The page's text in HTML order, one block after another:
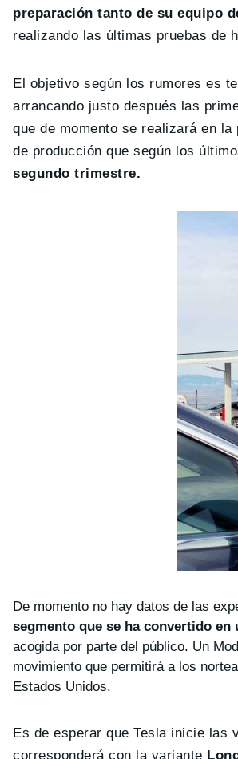
preparación tanto de su equipo
realizando las últimas pruebas de
El objetivo según los rumores es
arrancando justo después las
que de momento se realizará en
de producción que según los
segundo trimestre.
De momento no hay datos de las
segmento que se ha convertido
acogida por parte del público. Un
movimiento que permitirá a los
Estados Unidos.
Es de esperar que Tesla inicie las
corresponderá con la variante